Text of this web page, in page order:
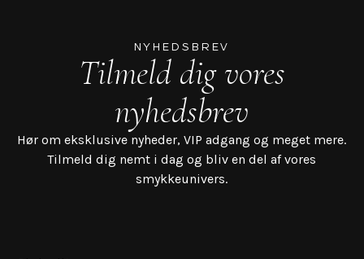
NYHEDSBREV
Tilmeld dig vores
nyhedsbrev
Hør om eksklusive nyheder, VIP adgang og meget mere.
Tilmeld dig nemt i dag og bliv en del af vores
smykkeunivers.